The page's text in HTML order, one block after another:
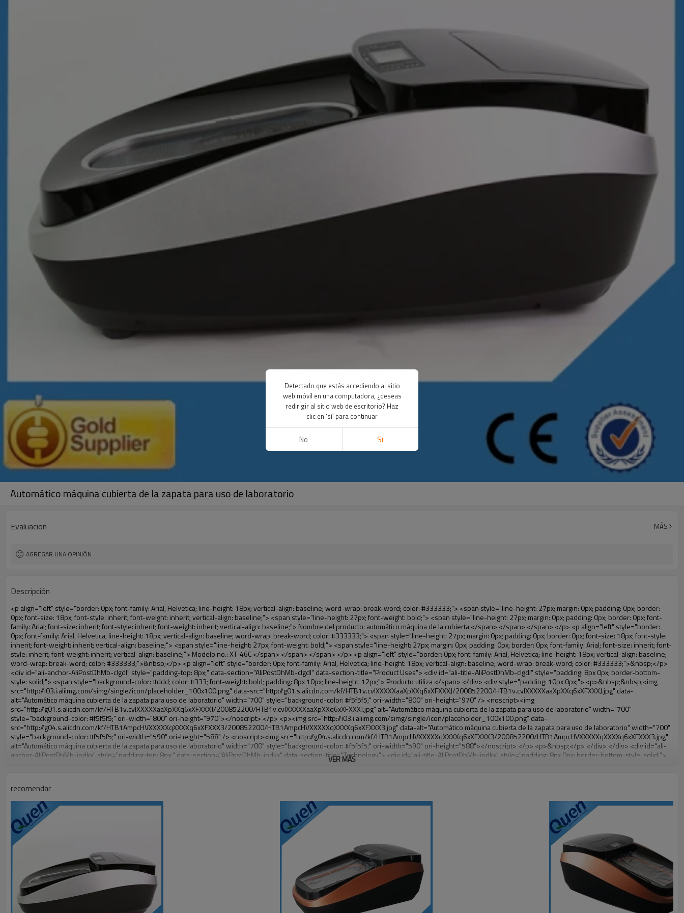
Automático máquina cubierta de la zapata para uso de laboratorio
Evaluacion MÁS
AGREGAR UNA OPINIÓN
Descripción
<p align="left" style="border: 0px; font-family: Arial, Helvetica; line-height: 18px; vertical-align: baseline; word-wrap: break-word; color: #333333;"> <span style="line-height: 27px; margin: 0px; padding: 0px; border: 0px; font-size: 18px; font-style: inherit; font-weight: inherit; vertical-align: baseline;"> <span style="line-height: 27px; font-weight: bold;"> <span style="line-height: 27px; margin: 0px; padding: 0px; border: 0px; font-family: Arial; font-size: inherit; font-style: inherit; font-weight: inherit; vertical-align: baseline;"> Nombre del producto: automático máquina de la cubierta </span> </span> </span> </p> <p align="left" style="border: 0px; font-family: Arial, Helvetica; line-height: 18px; vertical-align: baseline; word-wrap: break-word; color: #333333;"> <span style="line-height: 27px; margin: 0px; padding: 0px; border: 0px; font-size: 18px; font-style: inherit; font-weight: inherit; vertical-align: baseline;"> <span style="line-height: 27px; font-weight: bold;"> <span style="line-height: 27px; margin: 0px; padding: 0px; border: 0px; font-family: Arial; font-size: inherit; font-style: inherit; font-weight: inherit; vertical-align: baseline;"> Modelo no.: XT-46C </span> </span> </span> </p> <p align="left" style="border: 0px; font-family: Arial, Helvetica; line-height: 18px; vertical-align: baseline; word-wrap: break-word; color: #333333;">&nbsp;</p> <p align="left" style="border: 0px; font-family: Arial, Helvetica; line-height: 18px; vertical-align: baseline; word-wrap: break-word; color: #333333;">&nbsp;</p> <div id="ali-anchor-AliPostDhMb-clgdl" style="padding-top: 8px;" data-section="AliPostDhMb-clgdl" data-section-title="Product Uses"> <div id="ali-title-AliPostDhMb-clgdl" style="padding: 8px 0px; border-bottom-style: solid;"> <span style="background-color: #ddd; color: #333; font-weight: bold; padding: 8px 10px; line-height: 12px;"> Producto utiliza </span> </div> <div style="padding: 10px 0px;"> <p>&nbsp;&nbsp;<img src="http://i03.i.aliimg.com/simg/single/icon/placeholder_100x100.png" data-src="http://g01.s.alicdn.com/kf/HTB1v.cvIXXXXXaaXpXXq6xXFXXXJ/200852200/HTB1v.cvIXXXXXaaXpXXq6xXFXXXJ.jpg" data-alt="Automático máquina cubierta de la zapata para uso de laboratorio" width="700" style="background-color: #f5f5f5;" ori-width="800" ori-height="970" /> <noscript><img src="http://g01.s.alicdn.com/kf/HTB1v.cvIXXXXXaaXpXXq6xXFXXXJ/200852200/HTB1v.cvIXXXXXaaXpXXq6xXFXXXJ.jpg" alt="Automático máquina cubierta de la zapata para uso de laboratorio" width="700" style="background-color: #f5f5f5;" ori-width="800" ori-height="970"></noscript> </p> <p><img src="http://i03.i.aliimg.com/simg/single/icon/placeholder_100x100.png" data-src="http://g04.s.alicdn.com/kf/HTB1AmpcHVXXXXXqXXXXq6xXFXXX3/200852200/HTB1AmpcHVXXXXXqXXXXq6xXFXXX3.jpg" data-alt="Automático máquina cubierta de la zapata para uso de laboratorio" width="700" style="background-color: #f5f5f5;" ori-width="590" ori-height="588" /> <noscript><img src="http://g04.s.alicdn.com/kf/HTB1AmpcHVXXXXXqXXXXq6xXFXXX3/200852200/HTB1AmpcHVXXXXXqXXXXq6xXFXXX3.jpg" alt="Automático máquina cubierta de la zapata para uso de laboratorio" width="700" style="background-color: #f5f5f5;" ori-width="590" ori-height="588"></noscript> </p> <p>&nbsp;</p> </div> </div> <div id="ali-anchor-AliPostDhMb-iodkx" style="padding-top: 8px;" data-section="AliPostDhMb-iodkx" data-section-title="Technology"> <div id="ali-title-AliPostDhMb-iodkx" style="padding: 8px 0px; border-bottom-style: solid;"> <span style="background-color: #ddd; color: #333; font-weight: bold; padding: 8px 10px; line-height: 12px;"> Tecnología </span> </div> <div style="padding: 10px 0px;"> <p>&nbsp;</p> <p style="background-color: #f5f5f5;"> <span style="line-height: normal; font-family: Arial;"> Esta máquina de la cubierta automática utiliza el principio de que <span style="line-height: 21px; color: #0000ff;"> <strong> <span style="line-height: 21px; color: #99cc00;"> <em> T </em> </span> </strong> </span> </span> <strong> <span style="line-height: 21px; color: #99cc00;"> <em> <span style="line-height: normal; font-family: Arial;"> Hermo film retráctil se reducirá en </span> </em> </span> </strong> </p> <p style="background-color: #f5f5f5;"> <span style="line-height: 21px; font-size: 14px;"> <strong> <em> <span style="line-height: normal; font-family: Arial; color: #99cc00;"> Temperatura adecuada </span> </em> </strong> <span style="line-height: normal; font-family: Arial;"> <strong> <em> <span style="line-height: 21px; color: #99cc00;"> . </span> </em> </strong> Tecnología diferente de otros cubierta del zapato </span> <span style="line-height: normal; font-family: Arial;"> Máquina </span> <span style="line-height: normal; font-family: Arial;"> . </span> </span> </p> <p style="background-color: #f5f5f5;"> <span style="line-height: 21px; font-size: 14px;"> <span style="line-height: normal; font-family: Arial;"> Puede <span style="line-height: 21px; color: #0000ff;"> </span> </span> <em> <span style="line-height: normal; font-weight: bold; font-family: Arial; color: #99cc00;"> Automáticamente </span> </em> <span style="line-height: normal; font-family: Arial;"> <em> <span style="line-height: 21px; color: #99cc00;"> </span> </em> Salidas y corta la película de PVC y </span> <em> <span style="line-height: normal; font-weight: bold; font-family: Arial; color: #99cc00;"> Proporcionar aire caliente. </span> </em> </span> </p> <p style="background-color: #f5f5f5;"><br> <strong> <span style="line-height: 21px; font-size: 14px;"> <span style="line-height: normal; font-family: Arial;"> Que </span> <span style="line-height: 18px;"> <span style="line-height: normal; font-family: Arial;"> Sólo toma tres </span> </span> <span style="line-height: normal; font-family: Arial;"> Segundos para hacer que el PVC película en zapatos cubierta del zapato y abrigos de las personas </span> <span style="line-height: normal; font-family: Arial;"> . </span> </span> </strong> </p> <p style="background-color: #f5f5f5;">&nbsp;</p> <p style="background-color: #f5f5f5;">&nbsp;</p> <p style="background-color: #f5f5f5;"> <strong> <span style="line-height: 36px; color: #99cc00; font-size: 24px;"> <em> <span style="line-height: 21px;"> <span style="line-height: normal; font-family: Arial;"> Automática máquina de la cubierta </span> </span> </em> </span> </strong> </p> <p style="background-color: #f5f5f5;"> <span style="line-height: 27px; font-size: 18px; color: #99cc00;"> <em> <span style="line-height: 21px;"> <span style="line-height: normal; font-family: Arial;"> Para proporcionar un ambiente limpio! </span> </span> </em> </span> </p> </div> </div> <p align="left" style="border: 0px; font-family: Arial, Helvetica; line-height: 18px; vertical-align: baseline; word-wrap: break-word; color: #333333;">&nbsp;</p> <p style="border: 0px; font-family: Arial, Helvetica, sans-serif; font-size: 14px; line-height: 26.6000003814697px; vertical-align: baseline; word-wrap: break-word; color: #333333;">&nbsp;</p> <div id="ali-anchor-AliPostDhMb-1epqd" style="padding-top: 8px;" data-section="AliPostDhMb-1epqd" data-section-title="Product Description"> <div id="ali-title-AliPostDhMb-1epqd" style="padding: 8px 0px; border-bottom-style: solid;"> <span style="background-color: #ddd; color: #333; font-weight: bold; padding: 8px 10px; line-height: 12px;"> Descripción del producto </span> </div> <div style="padding: 10px 0px;"> <p>&nbsp;&nbsp;<img src="http://i03.i.aliimg.com/simg/single/icon/placeholder_100x100.png" data-src="http://g01.s.alicdn.com/kf/HTB18lcbIXXXXXbEXVXXq6xXFXXXF/200852200/HTB18lcbIXXXXXbEXVXXq6xXFXXXF.jpg" data-alt="Automático máquina cubierta de la zapata para uso de laboratorio" width="700" style="background-color: #f5f5f5;" ori-width="785" ori-height="559" /> <noscript><img src="http://g01.s.alicdn.com/kf/HTB18lcbIXXXXXbEXVXXq6xXFXXXF/200852200/HTB18lcbIXXXXXbEXVXXq6xXFXXXF.jpg" alt="Automático máquina cubierta de la zapata para uso de laboratorio" width="700" style="background-color: #f5f5f5;" ori-width="785" ori-height="559"></noscript> </p> <p><img src="http://i03.i.aliimg.com/simg/single/icon/placeholder_100x100.png" data-src="http://g04.s.alicdn.com/kf/HTB1t2oxIXXXXXXOXpXXq6xXFXXXF/200852200/HTB1t2oxIXXXXXXOXpXXq6xXFXXXF.jpg" data-alt="Automático máquina cubierta de la zapata para uso de laboratorio" width="700" style="background-color: #f5f5f5;" ori-width="800" ori-height="654" /> <noscript><img src="http://g04.s.alicdn.com/kf/HTB1t2oxIXXXXXXOXpXXq6xXFXXXF/200852200/HTB1t2oxIXXXXXXOXpXXq6xXFXXXF.jpg" alt="Automático máquina cubierta de la zapata para uso de laboratorio" width="700" style="background-color: #f5f5f5;" ori-width="800" ori-height="654"></noscript> </p> </div> </div> <div id="ali-anchor-AliPostDhMb-jfxjh" style="padding-top: 8px;" data-section="AliPostDhMb-jfxjh" data-section-title="Product Advantages"> <div id="ali-title-AliPostDhMb-jfxjh" style="padding: 8px 0px; border-bottom-style: solid;"> <span style="background-color: #ddd; color: #333; font-weight: bold; padding: 8px 10px; line-height: 12px;"> Ventajas del producto </span> </div> <div style="padding: 10px 0px;"> <p>&nbsp;</p> <table class="aliDataTable" style="width: 600px; height: 436px;"><tbody> <tr style="height: 34.35pt;" align="left"><td style="width: 598pt;" colspan="2" valign="center"><p> <span style="line-height: normal; font-weight: bold; font-size: 12pt; font-family: Arial;"> Ventaja de Quen Shoe machine: </span> </p></td></tr> <tr style="height: 53.95pt;" align="left"> <
VER MÁS
recomendar
Detectado que estás accediendo al sitio
web móvil en una computadora, ¿deseas
redirigir al sitio web de escritorio? Haz
clic en 'sí' para continuar
No Si